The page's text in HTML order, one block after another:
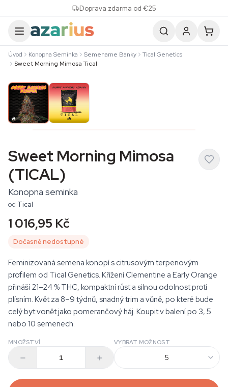
Doprava zdarma od €25
Úvod Konopna Seminka Semenarne Banky
Tical Genetics
Sweet Morning Mimosa Tical
Sweet Morning Mimosa
(TICAL)
Konopna seminka
od Tical
1 016,95 Kč
Dočasně nedostupné
Feminizovaná semena konopí s citrusovým terpenovým
profilem od Tical Genetics. Křížení Clementine a Early Orange
přináší 21–24 % THC, kompaktní růst a silnou odolnost proti
plísním. Květ za 8–9 týdnů, snadný trim a vůně, po které bude
celý byt vonět jako pomerančový háj. Koupit v balení po 3, 5
nebo 10 semenech.
MNOŽSTVÍ VYBRAT MOŽNOST
5